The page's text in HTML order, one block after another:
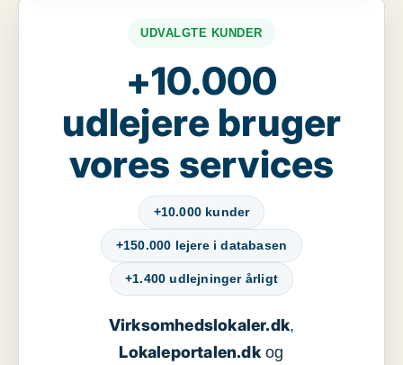
UDVALGTE KUNDER
+10.000
udlejere bruger
vores services
+10.000 kunder
+150.000 lejere i databasen
+1.400 udlejninger årligt
Virksomhedslokaler.dk,
Lokaleportalen.dkog